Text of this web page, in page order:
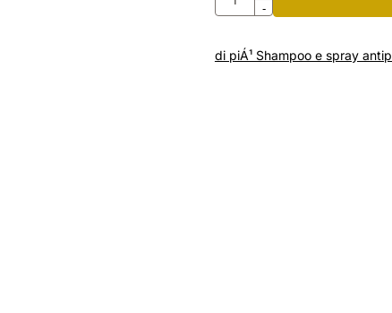
-
di piÁ¹ Shampoo e spray